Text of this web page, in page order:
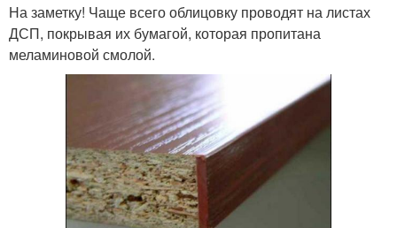
На заметку! Чаще всего облицовку проводят на листах
ДСП, покрывая их бумагой, которая пропитана
меламиновой смолой.